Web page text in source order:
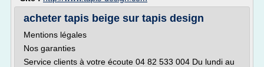
acheter tapis beige sur tapis design
Mentions légales
Nos garanties
Service clients à votre écoute 04 82 533 004 Du lundi au